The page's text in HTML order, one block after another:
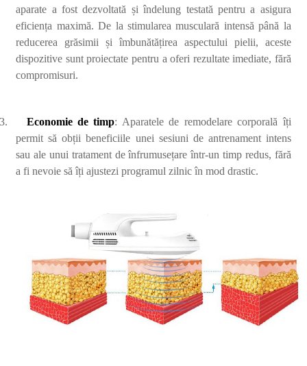
aparate a fost dezvoltată și îndelung testată pentru a asigura
eficiența maximă. De la stimularea musculară intensă până la
reducerea grăsimii și îmbunătățirea aspectului pielii, aceste
dispozitive sunt proiectate pentru a oferi rezultate imediate, fără
compromisuri.
3. Economie de timp: Aparatele de remodelare corporală îți
permit să obții beneficiile unei sesiuni de antrenament intens
sau ale unui tratament de înfrumusețare într-un timp redus, fără
a fi nevoie să îți ajustezi programul zilnic în mod drastic.